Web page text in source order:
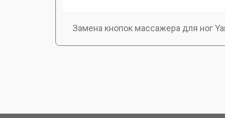
Замена кнопок массажера для ног